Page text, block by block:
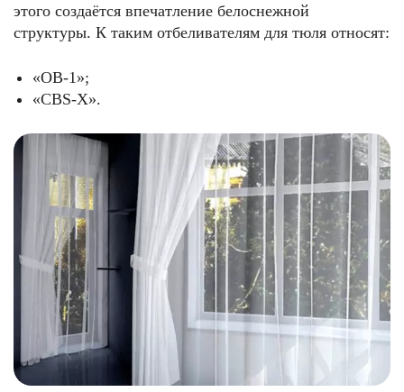
этого создаётся впечатление белоснежной
структуры. К таким отбеливателям для тюля относят:
«ОВ-1»;
«СВS-Х».